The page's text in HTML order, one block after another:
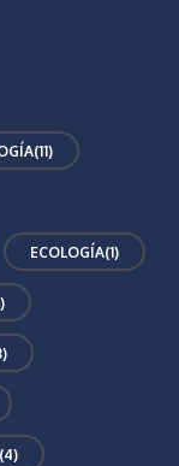
(11)
ECOLOGÍA(1)
(4)